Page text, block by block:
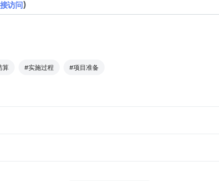
访问)
算 #实施过程 #项目准备